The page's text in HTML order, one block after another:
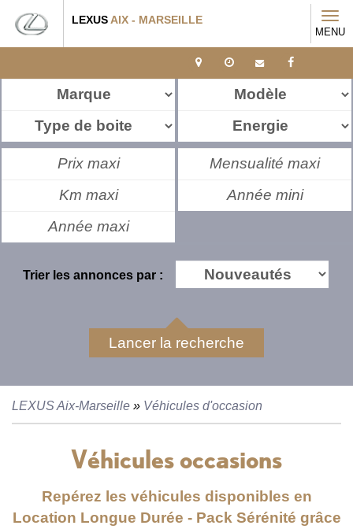
LEXUS AIX - MARSEILLE
MENU
Trier les annonces par :
Lancer la recherche
LEXUS Aix-Marseille » Véhicules d'occasion
Véhicules occasions
Repérez les véhicules disponibles en
Location Longue Durée - Pack Sérénité grâce